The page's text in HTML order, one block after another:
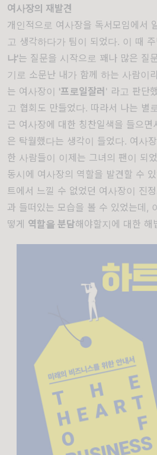
여사장의 재발견
개인적으로 여사장을 독서모임에서
고 생각하다가 팀이 되었다. 이 때
냐'는 질문을 시작으로 꽤나 많은 질
기로 소문난 내가 함께 하는 사람이
는 여사장이 '프로일잘러 ' 라고 판단
고 협회도 만들었다. 따라서 나는 별
근 여사장에 대한 칭찬일색을 들으면
은 탁월했다는 생각이 들었다. 여사
한 사람들이 이제는 그녀의 팬이 되
동시에 여사장의 역할을 발견할 수
트에서 느낄 수 없었던 여사장이 진
과 들떠있는 모습을 볼 수 있었는데 ,
떻게 역할을 분담해야할지에 대한 해